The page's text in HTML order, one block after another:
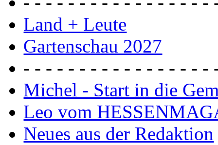
Land + Leute
Gartenschau 2027
- - - - - - - - - - - - - - - - -
Michel - Start in die
Leo vom
Neues aus der Redaktion